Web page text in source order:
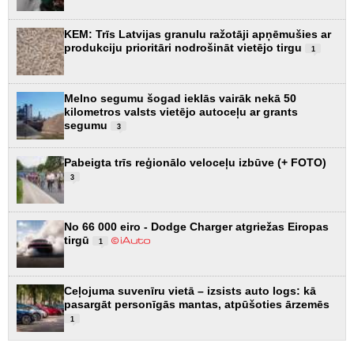
KEM: Trīs Latvijas granulu ražotāji apņēmušies ar
produkciju prioritāri nodrošināt vietējo tirgu
1
Melno segumu šogad ieklās vairāk nekā 50
kilometros valsts vietējo autoceļu ar grants
segumu
3
Pabeigta trīs reģionālo veloceļu izbūve (+ FOTO)
3
No 66 000 eiro - Dodge Charger atgriežas Eiropas
tirgū
1
Ceļojuma suvenīru vietā – izsists auto logs: kā
pasargāt personīgās mantas, atpūšoties ārzemēs
1